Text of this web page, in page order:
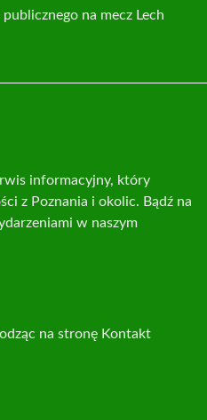
na mecz Lech
informacyjny, który
z Poznania i okolic. Bądź na
w naszym
na stronę Kontakt